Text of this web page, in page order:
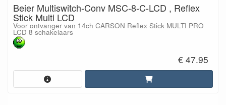
Beier Multiswitch-Conv MSC-8-C-LCD , Reflex
Stick Multi LCD
Voor ontvanger van 14ch CARSON Reflex Stick MULTI PRO
LCD 8 schakelaars
€ 47.95